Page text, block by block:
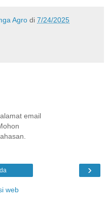
Agro di 7/24/2025
email
›
web